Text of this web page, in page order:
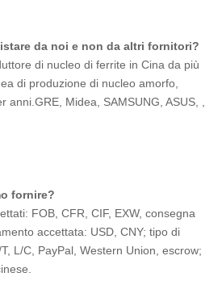
da noi e non da altri fornitori?
di nucleo di ferrite in Cina da più
di produzione di nucleo amorfo,
anni.GRE, Midea, SAMSUNG, ASUS, ,
fornire?
FOB, CFR, CIF, EXW, consegna
accettata: USD, CNY; tipo di
L/C, PayPal, Western Union, escrow;